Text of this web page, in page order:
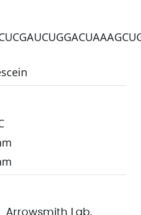
Arrowsmith Lab,